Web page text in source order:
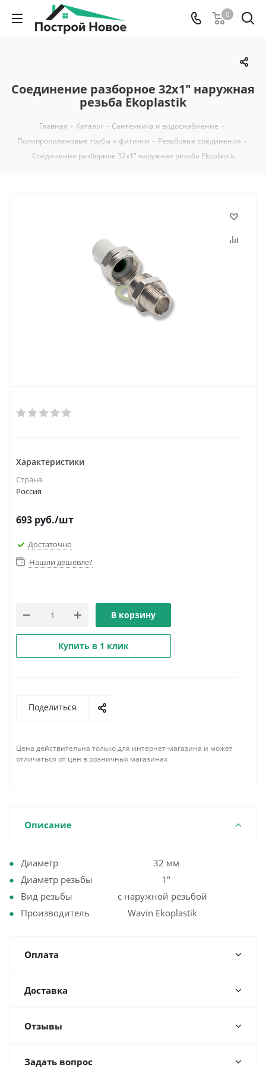
0
Соединение разборное 32х1" наружная
резьба Ekoplastik
Главная - Каталог - Сантехника и водоснабжение -
Полипропиленовые трубы и фитинги - Резьбовые соединения -
Соединение разборное 32х1" наружная резьба Ekoplastik
Характеристики
Страна
Россия
693 руб./шт
Достаточно
Нашли дешевле?
В корзину
Купить в 1 клик
Поделиться
Цена действительна только для интернет-магазина и может
отличаться от цен в розничных магазинах
Описание
Диаметр 32 мм
Диаметр резьбы 1"
Вид резьбы с наружной резьбой
Производитель Wavin Ekoplastik
Оплата
Доставка
Отзывы
Задать вопрос